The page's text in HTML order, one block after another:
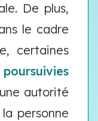
De plus,
le cadre
certaines
poursuivies
autorité
personne